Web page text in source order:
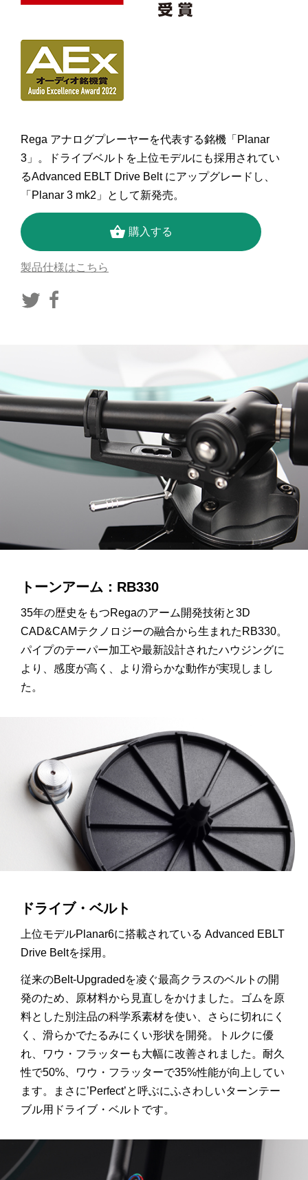
Rega アナログプレーヤーを代表する銘機「 Planar
3」。
ドライブベルトを上位モデルにも採用されてい
るAdvanced EBLT Drive Belt にアップグレードし、
「 Planar 3 mk2」 として新発売。
shopping_basket 購入する
製品仕様はこちら
トーンアーム：RB330
35年の歴史をもつRegaのアーム開発技術と3D
CAD&CAMテクノロジーの融合から生まれたRB330。
パイプのテーパー加工や最新設計されたハウジングに
より、感度が高く、より滑らかな動作が実現しまし
た。
ドライブ・ベルト
上位モデルPlanar6に搭載されている Advanced EBLT
Drive Beltを採用。
従来のBelt-Upgraded を凌ぐ最高クラスのベルトの開
発のため、原材料から見直しをかけました。ゴムを原
料とした別注品の科学系素材を使い、さらに切れにく
く、滑らかでたるみにくい形状を開発。トルクに優
れ、ワウ・フラッターも大幅に改善されました。耐久
性で50% 、ワウ・フラッターで35%性能が向上してい
ます。まさに’Perfect’と呼ぶにふさわしいターンテー
ブル用ドライブ・ベルトです。